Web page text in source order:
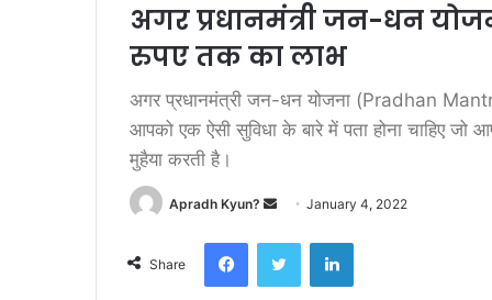
अगर प्रधानमंत्री जन-धन
रुपए तक का लाभ
अगर प्रधानमंत्री जन-धन योजना (Pradhan
आपको एक ऐसी सुविधा के बारे में पता होना चाहिए जो
मुहैया करती है।
Apradh Kyun?
n
January 4, 2022
Share